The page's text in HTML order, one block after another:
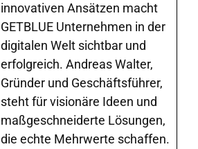
innovativen Ansätzen macht
GETBLUE Unternehmen in der
digitalen Welt sichtbar und
erfolgreich. Andreas Walter,
Gründer und Geschäftsführer,
steht für visionäre Ideen und
maßgeschneiderte Lösungen,
die echte Mehrwerte schaffen.